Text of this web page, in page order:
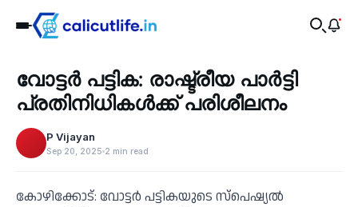
‹
Recent
വോട്ടര്‍ പട്ടിക: രാഷ്ട്രീയ പാര്‍ട്ടി
പ്രതിനിധികള്‍ക്ക് പരിശീലനം
P Vijayan
Sep 20, 2025 2 min read
കോഴിക്കോട്: വോട്ടര്‍ പട്ടികയുടെ സ്പെഷ്യല്‍